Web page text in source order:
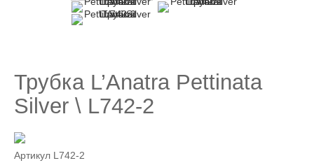
Трубка L’Anatra Pettinata
Silver \ L742-2
Артикул L742-2